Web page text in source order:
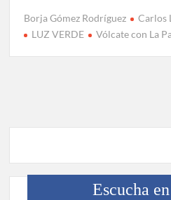
Borja Gómez Rodríguez Carlos
LUZ VERDE
Vólcate con La
Escucha